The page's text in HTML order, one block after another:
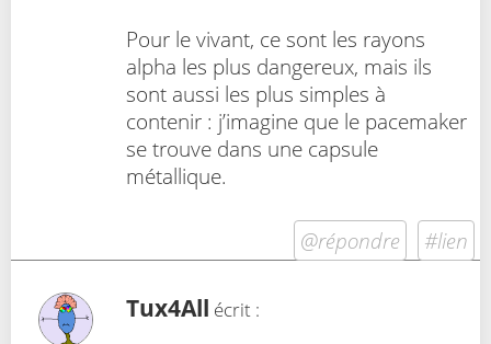
Pour le vivant, ce sont les rayons
alpha les plus dangereux, mais ils
sont aussi les plus simples à
contenir : j’imagine que le pacemaker
se trouve dans une capsule
métallique.
@répondre #lien
Tux4All écrit :